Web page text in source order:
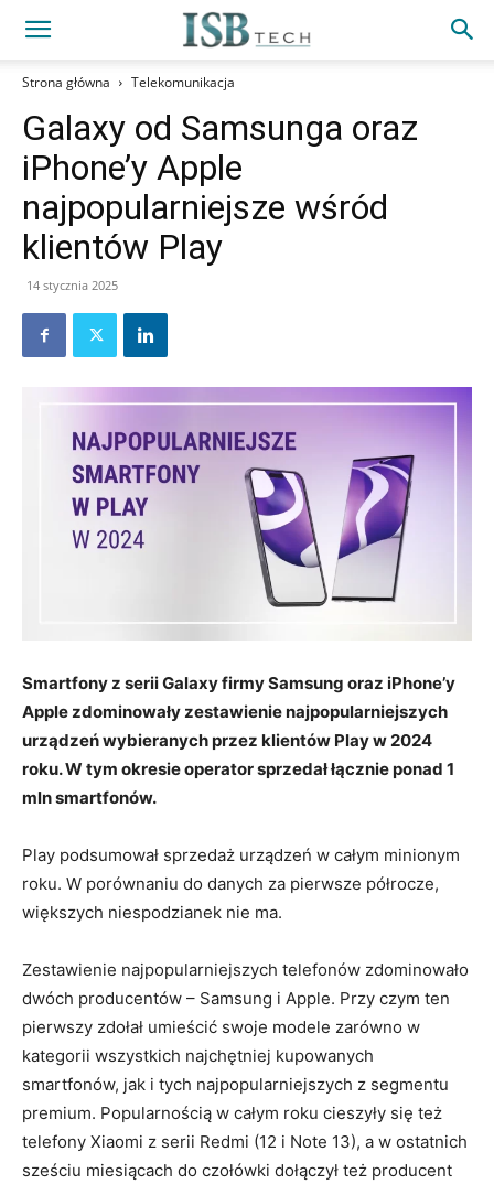
Strona główna Telekomunikacja
Galaxy od Samsunga oraz
iPhone’y Apple
najpopularniejsze wśród
klientów Play
14 stycznia 2025
Smartfony z serii Galaxy firmy Samsung oraz iPhone’y
Apple zdominowały zestawienie najpopularniejszych
urządzeń wybieranych przez klientów Play w 2024
roku. W tym okresie operator sprzedał łącznie ponad 1
mln smartfonów.
Play podsumował sprzedaż urządzeń w całym minionym
roku. W porównaniu do danych za pierwsze półrocze,
większych niespodzianek nie ma.
Zestawienie najpopularniejszych telefonów zdominowało
dwóch producentów – Samsung i Apple. Przy czym ten
pierwszy zdołał umieścić swoje modele zarówno w
kategorii wszystkich najchętniej kupowanych
smartfonów, jak i tych najpopularniejszych z segmentu
premium. Popularnością w całym roku cieszyły się też
telefony Xiaomi z serii Redmi (12 i Note 13), a w ostatnich
sześciu miesiącach do czołówki dołączył też producent